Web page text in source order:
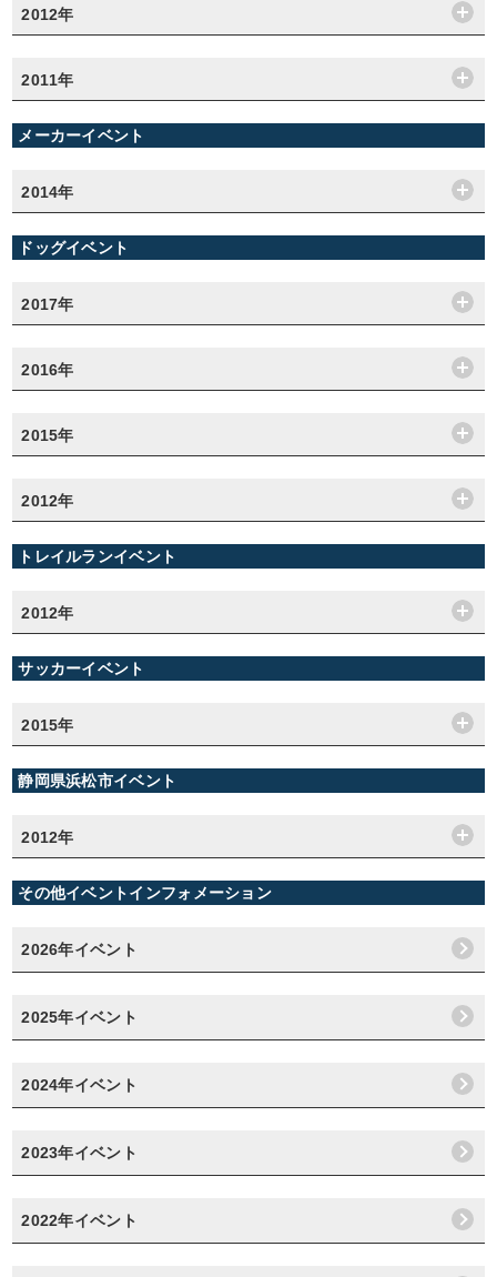
2012年
2011年
メーカーイベント
2014年
ドッグイベント
2017年
2016年
2015年
2012年
トレイルランイベント
2012年
サッカーイベント
2015年
静岡県浜松市イベント
2012年
その他イベントインフォメーション
2026年イベント
2025年イベント
2024年イベント
2023年イベント
2022年イベント